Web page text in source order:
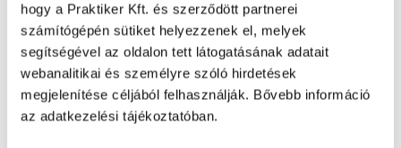
hogy a Praktiker Kft. és szerződött partnerei
számítógépén sütiket helyezzenek el, melyek
segítségével az oldalon tett látogatásának adatait
webanalitikai és személyre szóló hirdetések
megjelenítése céljából felhasználják. Bővebb információ
az adatkezelési tájékoztatóban.